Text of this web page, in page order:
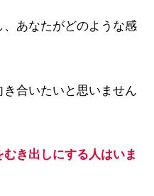
あなたがどのような感
合いたいと思いません
き出しにする人はいま